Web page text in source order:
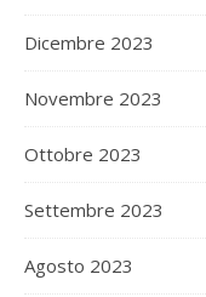
Dicembre 2023
Novembre 2023
Ottobre 2023
Settembre 2023
Agosto 2023